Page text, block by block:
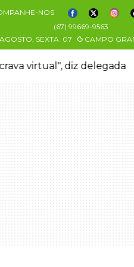
NOS
(67) 99669-9563
AGOSTO, SEXTA 07 CAMPO
virtual", diz delegada